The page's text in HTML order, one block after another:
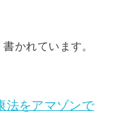
かれています。
法をアマゾンで